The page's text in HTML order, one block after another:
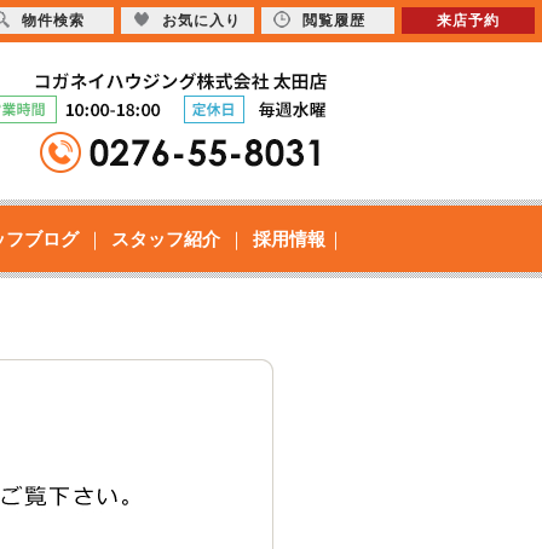
フブログ スタッフ紹介 採用情報
物件検索 お気に入り 閲覧履歴 来店予約